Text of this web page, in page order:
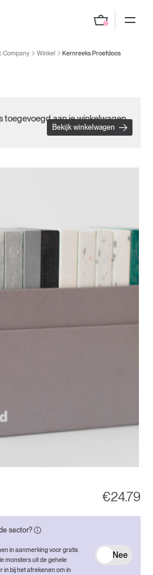
by The Good Plastic Company
Company Winkel Kernreeks Proefdoos
toegevoegd aan je winkelwagen.
Bekijk winkelwagen
€24.79
sector?
in aanmerking voor gratis
monsters uit de gehele
in bij het afrekenen om in
Nee